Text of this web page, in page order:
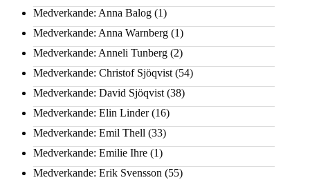
Medverkande: Anna Balog (1)
Medverkande: Anna Warnberg (1)
Medverkande: Anneli Tunberg (2)
Medverkande: Christof Sjöqvist (54)
Medverkande: David Sjöqvist (38)
Medverkande: Elin Linder(16)
Medverkande: Emil Thell (33)
Medverkande: Emilie Ihre (1)
Medverkande: Erik Svensson (55)